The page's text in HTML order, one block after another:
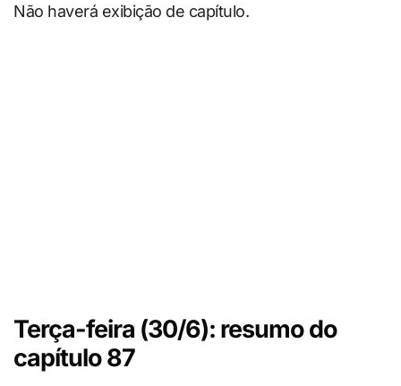
Não haverá exibição de capítulo.
Terça-feira (30/6): resumo do
capítulo 87